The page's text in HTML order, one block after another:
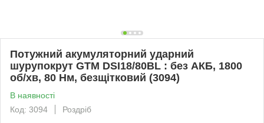
Потужний акумуляторний ударний
шурупокрут GTM DSI18/80BL : без АКБ, 1800
об/хв, 80 Нм, безщітковий (3094)
В наявності
Код: 3094
Роздріб